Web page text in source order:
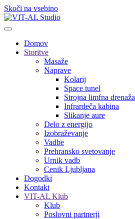
Skoči na vsebino
Domov
Storitve
Masaže
Naprave
Kolarij
Space tunel
Strojna limfna drenaža
Infrardeča kabina
Slikanje aure
Delo z energijo
Izobraževanje
Vadbe
Prehransko svetovanje
Urnik vadb
Cenik Ljubljana
Dogodki
Kontakt
VIT-AL Klub
Klub
Poslovni partnerji